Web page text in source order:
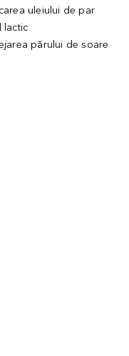
uleiului de par
lactic
părului de soare